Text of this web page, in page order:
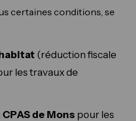
certaines conditions, se
(réduction fiscale
les travaux de
CPAS de Mons pour les